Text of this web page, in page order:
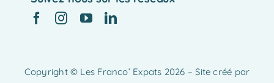
Copyright © Les Franco’ Expats 2026 – Site créé par